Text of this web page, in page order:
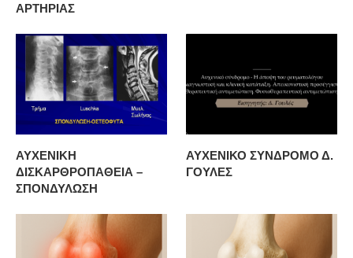
ΑΡΤΗΡΙΑΣ
ΑΥΧΕΝΙΚΗ
ΔΙΣΚΑΡΘΡΟΠΑΘΕΙΑ –
ΣΠΟΝΔΥΛΩΣΗ
ΑΥΧΕΝΙΚΟ ΣΥΝΔΡΟΜΟ Δ.
ΓΟΥΛΕΣ